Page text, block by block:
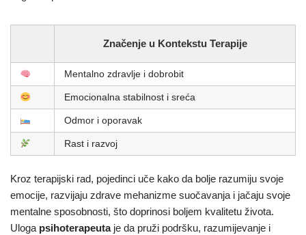
Značenje u Kontekstu Terapije
Mentalno zdravlje i dobrobit
Emocionalna stabilnost i sreća
Odmor i oporavak
Rast i razvoj
Kroz terapijski rad, pojedinci uče kako da bolje razumiju svoje
emocije, razvijaju zdrave mehanizme suočavanja i jačaju svoje
mentalne sposobnosti, što doprinosi boljem kvalitetu života.
Uloga psihoterapeutaje da pruži podršku, razumijevanje i